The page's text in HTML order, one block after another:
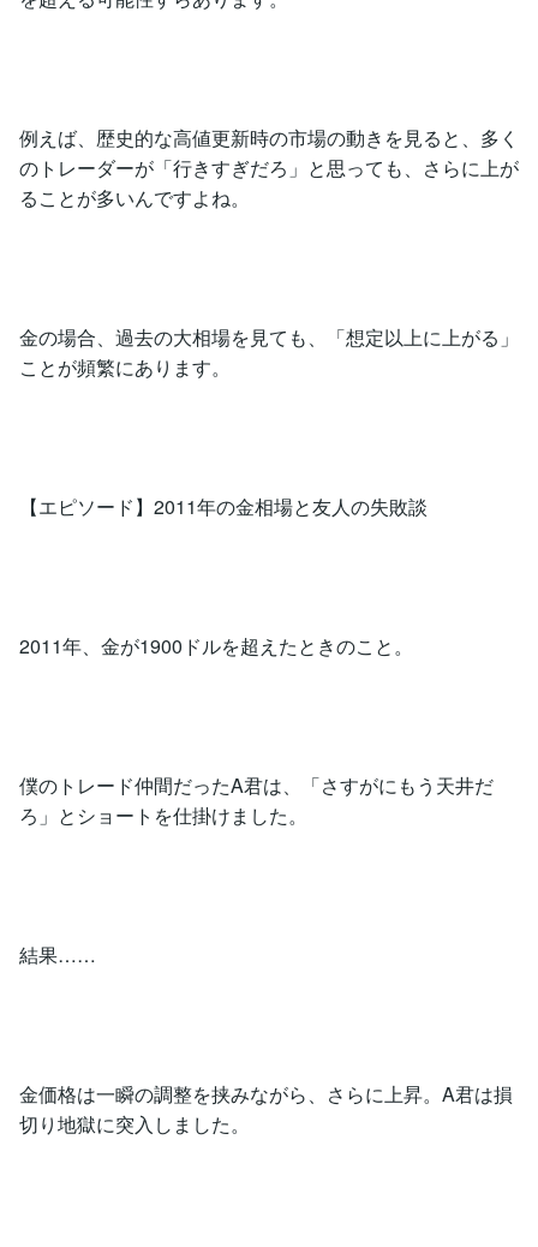
例えば、歴史的な高値更新時の市場の動きを見ると、多く
のトレーダーが「行きすぎだろ」と思っても、さらに上が
ることが多いんですよね。
金の場合、過去の大相場を見ても、「想定以上に上がる」
ことが頻繁にあります。
【エピソード】2011年の金相場と友人の失敗談
2011年、金が1900ドルを超えたときのこと。
僕のトレード仲間だったA君は、「さすがにもう天井だ
ろ」とショートを仕掛けました。
結果……
金価格は一瞬の調整を挟みながら、さらに上昇。A君は損
切り地獄に突入しました。